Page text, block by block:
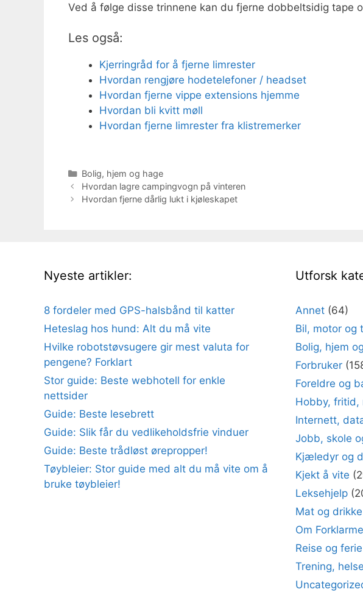
Ved å følge disse trinnene kan du fjerne dobbeltsidig tape
Les også:
Kjerringråd for å fjerne limrester
Hvordan rengjøre hodetelefoner / headset
Hvordan fjerne vippe extensions hjemme
Hvordan bli kvitt møll
Hvordan fjerne limrester fra klistremerker
Kategorier
Bolig, hjem og hage
Hvordan lagre campingvogn på vinteren
Hvordan fjerne dårlig lukt i kjøleskapet
Nyeste artikler:
8 fordeler med GPS-halsbånd til katter
Heteslag hos hund: Alt du må vite
Hvilke robotstøvsugere gir mest valuta for
pengene? Forklart
Stor guide: Beste webhotell for enkle
nettsider
Guide: Beste lesebrett
Guide: Slik får du vedlikeholdsfrie vinduer
Guide: Beste trådløst ørepropper!
Tøybleier: Stor guide med alt du må vite om å
bruke tøybleier!
Utforsk
Annet (64)
Bil, motor og
Bolig, hjem
Forbruker
Foreldre og
Hobby, fritid,
Internett,
Jobb, skole
Kjæledyr og
Kjekt å vite
Leksehjelp
Mat og drikke
Om
Reise og ferie
Trening,